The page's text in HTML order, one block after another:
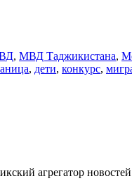
, МВД Таджикистана,
, дети, конкурс,
агрегатор